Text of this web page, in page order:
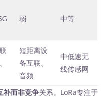
弱 中等
短距离设
备互联、
音频
中低速无
线传感网
补而非竞争关系。LoRa专注于